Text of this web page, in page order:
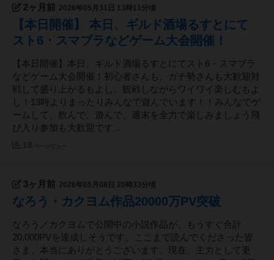
2ヶ月前 2026年05月31日 13時11分頃
【本日開催】 本日、ギルド酒場るすとにて
スト6・スマブラなどゲーム大会開催！
【本日開催】本日、ギルド酒場るすとにてスト6・スマブラ
などゲーム大会開催！初心者さんも、ガチ勢さんも大歓迎対
戦して盛り上がるもよし、観戦しながらワイワイ楽しむもよ
し！13時よりまったりみんなで遊んでいます！！みんなでゲ
ームして、飲んで、遊んで、週末を全力で楽しみましょう飛
び入り参加も大歓迎です...
3ヶ月前 2026年05月08日 20時33分頃
なろう・カクヨム作品20000万PV突破
なろう／カクヨムで公開中の小説作品が、もうすぐ合計
20,000PVを達成しそうです。ここまで読んでくださった皆
さま、本当にありがとうございます。現在、主力として更